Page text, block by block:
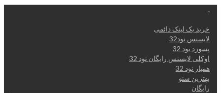
.
خرید بک لینک دائمی
لایسنس نود32
پسورد نود 32
اوکلی لایسنس رایگان نود 32
همیار نود 32
بهترین سئو
رایگان